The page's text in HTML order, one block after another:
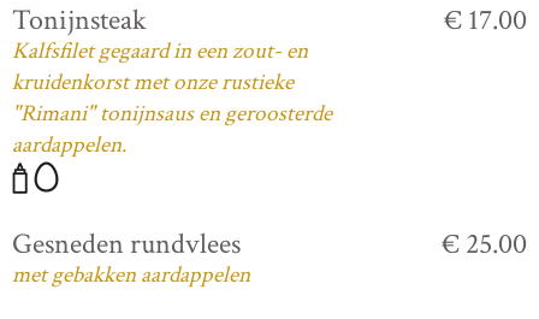
Tonijnsteak
Kalfsfilet gegaard in een zout- en
kruidenkorst met onze rustieke
"Rimani" tonijnsaus en geroosterde
aardappelen.
€ 17.00
Gesneden rundvlees
met gebakken aardappelen
€ 25.00